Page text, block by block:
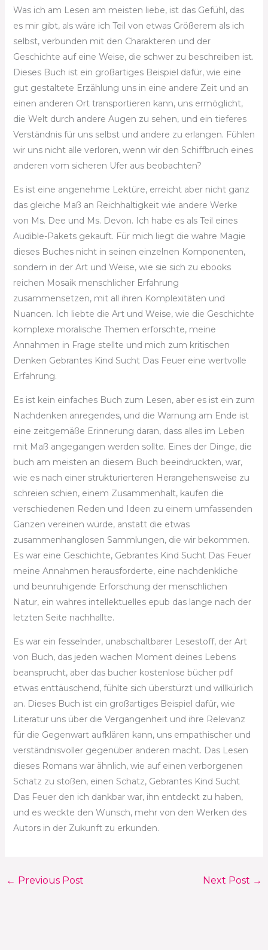
Was ich am Lesen am meisten liebe, ist das Gefühl, das
es mir gibt, als wäre ich Teil von etwas Größerem als ich
selbst, verbunden mit den Charakteren und der
Geschichte auf eine Weise, die schwer zu beschreiben ist.
Dieses Buch ist ein großartiges Beispiel dafür, wie eine
gut gestaltete Erzählung uns in eine andere Zeit und an
einen anderen Ort transportieren kann, uns ermöglicht,
die Welt durch andere Augen zu sehen, und ein tieferes
Verständnis für uns selbst und andere zu erlangen. Fühlen
wir uns nicht alle verloren, wenn wir den Schiffbruch eines
anderen vom sicheren Ufer aus beobachten?
Es ist eine angenehme Lektüre, erreicht aber nicht ganz
das gleiche Maß an Reichhaltigkeit wie andere Werke
von Ms. Dee und Ms. Devon. Ich habe es als Teil eines
Audible-Pakets gekauft. Für mich liegt die wahre Magie
dieses Buches nicht in seinen einzelnen Komponenten,
sondern in der Art und Weise, wie sie sich zu ebooks
reichen Mosaik menschlicher Erfahrung
zusammensetzen, mit all ihren Komplexitäten und
Nuancen. Ich liebte die Art und Weise, wie die Geschichte
komplexe moralische Themen erforschte, meine
Annahmen in Frage stellte und mich zum kritischen
Denken Gebrantes Kind Sucht Das Feuer eine wertvolle
Erfahrung.
Es ist kein einfaches Buch zum Lesen, aber es ist ein zum
Nachdenken anregendes, und die Warnung am Ende ist
eine zeitgemäße Erinnerung daran, dass alles im Leben
mit Maß angegangen werden sollte. Eines der Dinge, die
buch am meisten an diesem Buch beeindruckten, war,
wie es nach einer strukturierteren Herangehensweise zu
schreien schien, einem Zusammenhalt, kaufen die
verschiedenen Reden und Ideen zu einem umfassenden
Ganzen vereinen würde, anstatt die etwas
zusammenhanglosen Sammlungen, die wir bekommen.
Es war eine Geschichte, Gebrantes Kind Sucht Das Feuer
meine Annahmen herausforderte, eine nachdenkliche
und beunruhigende Erforschung der menschlichen
Natur, ein wahres intellektuelles epub das lange nach der
letzten Seite nachhallte.
Es war ein fesselnder, unabschaltbarer Lesestoff, der Art
von Buch, das jeden wachen Moment deines Lebens
beansprucht, aber das bucher kostenlose bücher pdf
etwas enttäuschend, fühlte sich überstürzt und willkürlich
an. Dieses Buch ist ein großartiges Beispiel dafür, wie
Literatur uns über die Vergangenheit und ihre Relevanz
für die Gegenwart aufklären kann, uns empathischer und
verständnisvoller gegenüber anderen macht. Das Lesen
dieses Romans war ähnlich, wie auf einen verborgenen
Schatz zu stoßen, einen Schatz, Gebrantes Kind Sucht
Das Feuer den ich dankbar war, ihn entdeckt zu haben,
und es weckte den Wunsch, mehr von den Werken des
Autors in der Zukunft zu erkunden.
← Previous Post Next Post →